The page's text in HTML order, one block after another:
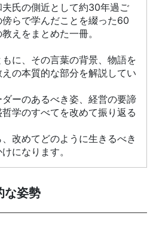
氏の側近として約30年過ご
らで学んだことを綴った60
えをまとめた一冊。
に、その言葉の背景、物語を
の本質的な部分を解説してい
ーのあるべき姿、経営の要諦
学のすべてを改めて振り返る
改めてどのように生きるべき
になります。
な姿勢